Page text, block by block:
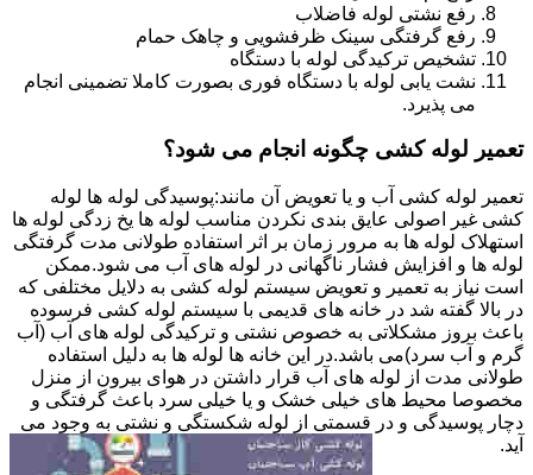
رفع نشتی لوله فاضلاب
رفع گرفتگی سینک ظرفشویی و چاهک حمام
تشخیص ترکیدگی لوله با دستگاه
نشت یابی لوله با دستگاه فوری بصورت کاملا تضمینی انجام
می پذیرد.
تعمیر لوله کشی چگونه انجام می شود؟
تعمیر لوله کشی آب و یا تعویض آن مانند:پوسیدگی لوله ها لوله
کشی غیر اصولی عایق بندی نکردن مناسب لوله ها یخ زدگی لوله ها
استهلاک لوله ها به مرور زمان بر اثر استفاده طولانی مدت گرفتگی
لوله ها و افزایش فشار ناگهانی در لوله های آب می شود.ممکن
است نیاز به تعمیر و تعویض سیستم لوله کشی به دلایل مختلفی که
در بالا گفته شد در خانه های قدیمی با سیستم لوله کشی فرسوده
باعث بروز مشکلاتی به خصوص نشتی و ترکیدگی لوله های آب (آب
گرم و آب سرد)می باشد.در این خانه ها لوله ها به دلیل استفاده
طولانی مدت از لوله های آب قرار داشتن در هوای بیرون از منزل
مخصوصا محیط های خیلی خشک و یا خیلی سرد باعث گرفتگی و
دچار پوسیدگی و در قسمتی از لوله شکستگی و نشتی به وجود می
آید.